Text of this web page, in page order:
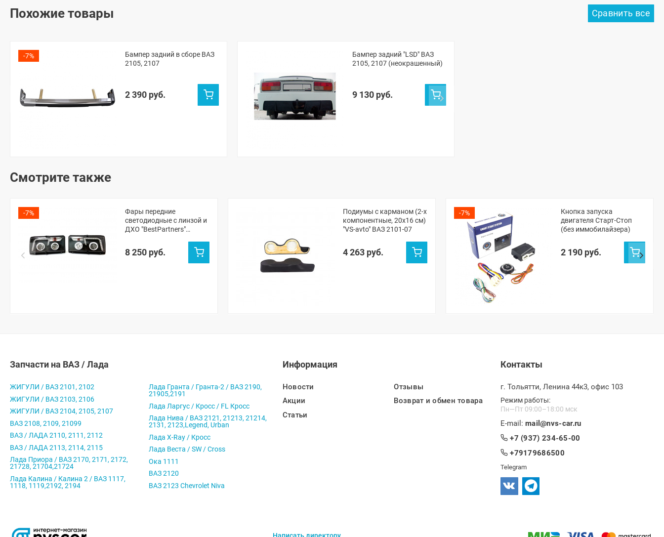
Похожие товары
-7%
Бампер задний в сборе ВАЗ
2105, 2107
2 390 руб.
Бампер задний "LSD" ВАЗ
2105, 2107 (неокрашенный)
9 130 руб.
Смотрите также
-7%
Фары передние
светодиодные с линзой и
ДХО "BestPartners"
2107 (комплект)
8 250 руб.
Подиумы с карманом (2-х
компонентные, 20x16 см)
"VS-avto" ВАЗ 2101-07
4 263 руб.
-7%
Кнопка запуска
двигателя Старт-Стоп
(без иммобилайзера)
2 190 руб.
Запчасти на ВАЗ / Лада
ЖИГУЛИ / ВАЗ 2101, 2102
ЖИГУЛИ / ВАЗ 2103, 2106
ЖИГУЛИ / ВАЗ 2104, 2105, 2107
ВАЗ 2108, 2109, 21099
ВАЗ / ЛАДА 2110, 2111, 2112
ВАЗ / ЛАДА 2113, 2114, 2115
Лада Приора / ВАЗ 2170, 2171, 2172,
21728, 21704,21724
Лада Калина / Калина 2 / ВАЗ 1117,
1118, 1119,2192, 2194
Лада Гранта / Гранта-2 / ВАЗ 2190,
21905,2191
Лада Ларгус / Кросс / FL Кросс
Лада Нива / ВАЗ 2121, 21213, 21214,
2131, 2123,Legend, Urban
Лада X-Ray / Кросс
Лада Веста / SW / Cross
Ока 1111
ВАЗ 2120
ВАЗ 2123 Chevrolet Niva
Информация
Новости
Акции
Статьи
Отзывы
Возврат и обмен товара
Контакты
г. Тольятти, Ленина 44к3, офис 103
Режим работы:
Пн—Пт 09:00–18:00 мск
E-mail: mail@nvs-car.ru
+7 (937) 234-65-00
+79179686500
Telegram